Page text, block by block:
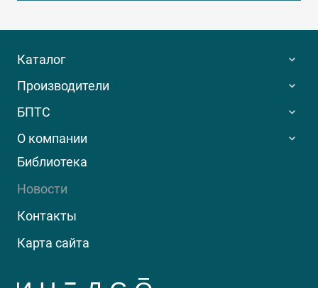
Каталог
Производители
БПТС
О компании
Библиотека
Новости
Контакты
Карта сайта